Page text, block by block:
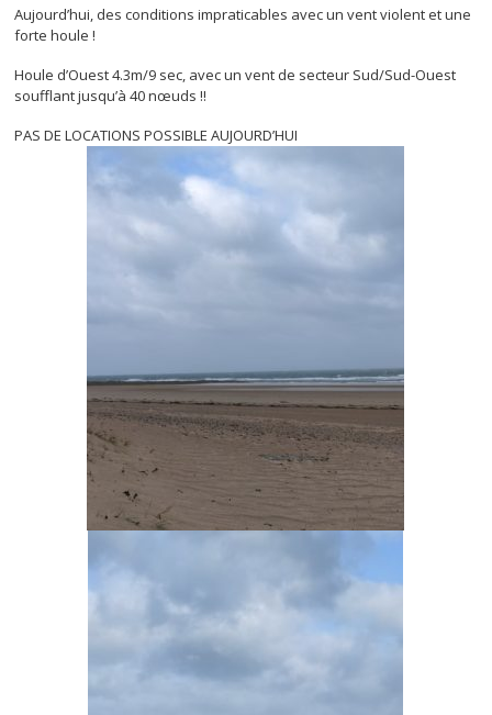
Aujourd’hui, des conditions impraticables avec un vent violent et une
forte houle !
Houle d’Ouest 4.3m/9 sec, avec un vent de secteur Sud/Sud-Ouest
soufflant jusqu’à 40 nœuds !!
PAS DE LOCATIONS POSSIBLE AUJOURD’HUI